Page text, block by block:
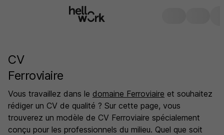
CV
Ferroviaire
Vous travaillez dans le domaine Ferroviaire et souhaitez
rédiger un CV de qualité ? Sur cette page, vous
trouverez un modèle de CV Ferroviaire spécialement
conçu pour les professionnels du milieu. Quel que soit